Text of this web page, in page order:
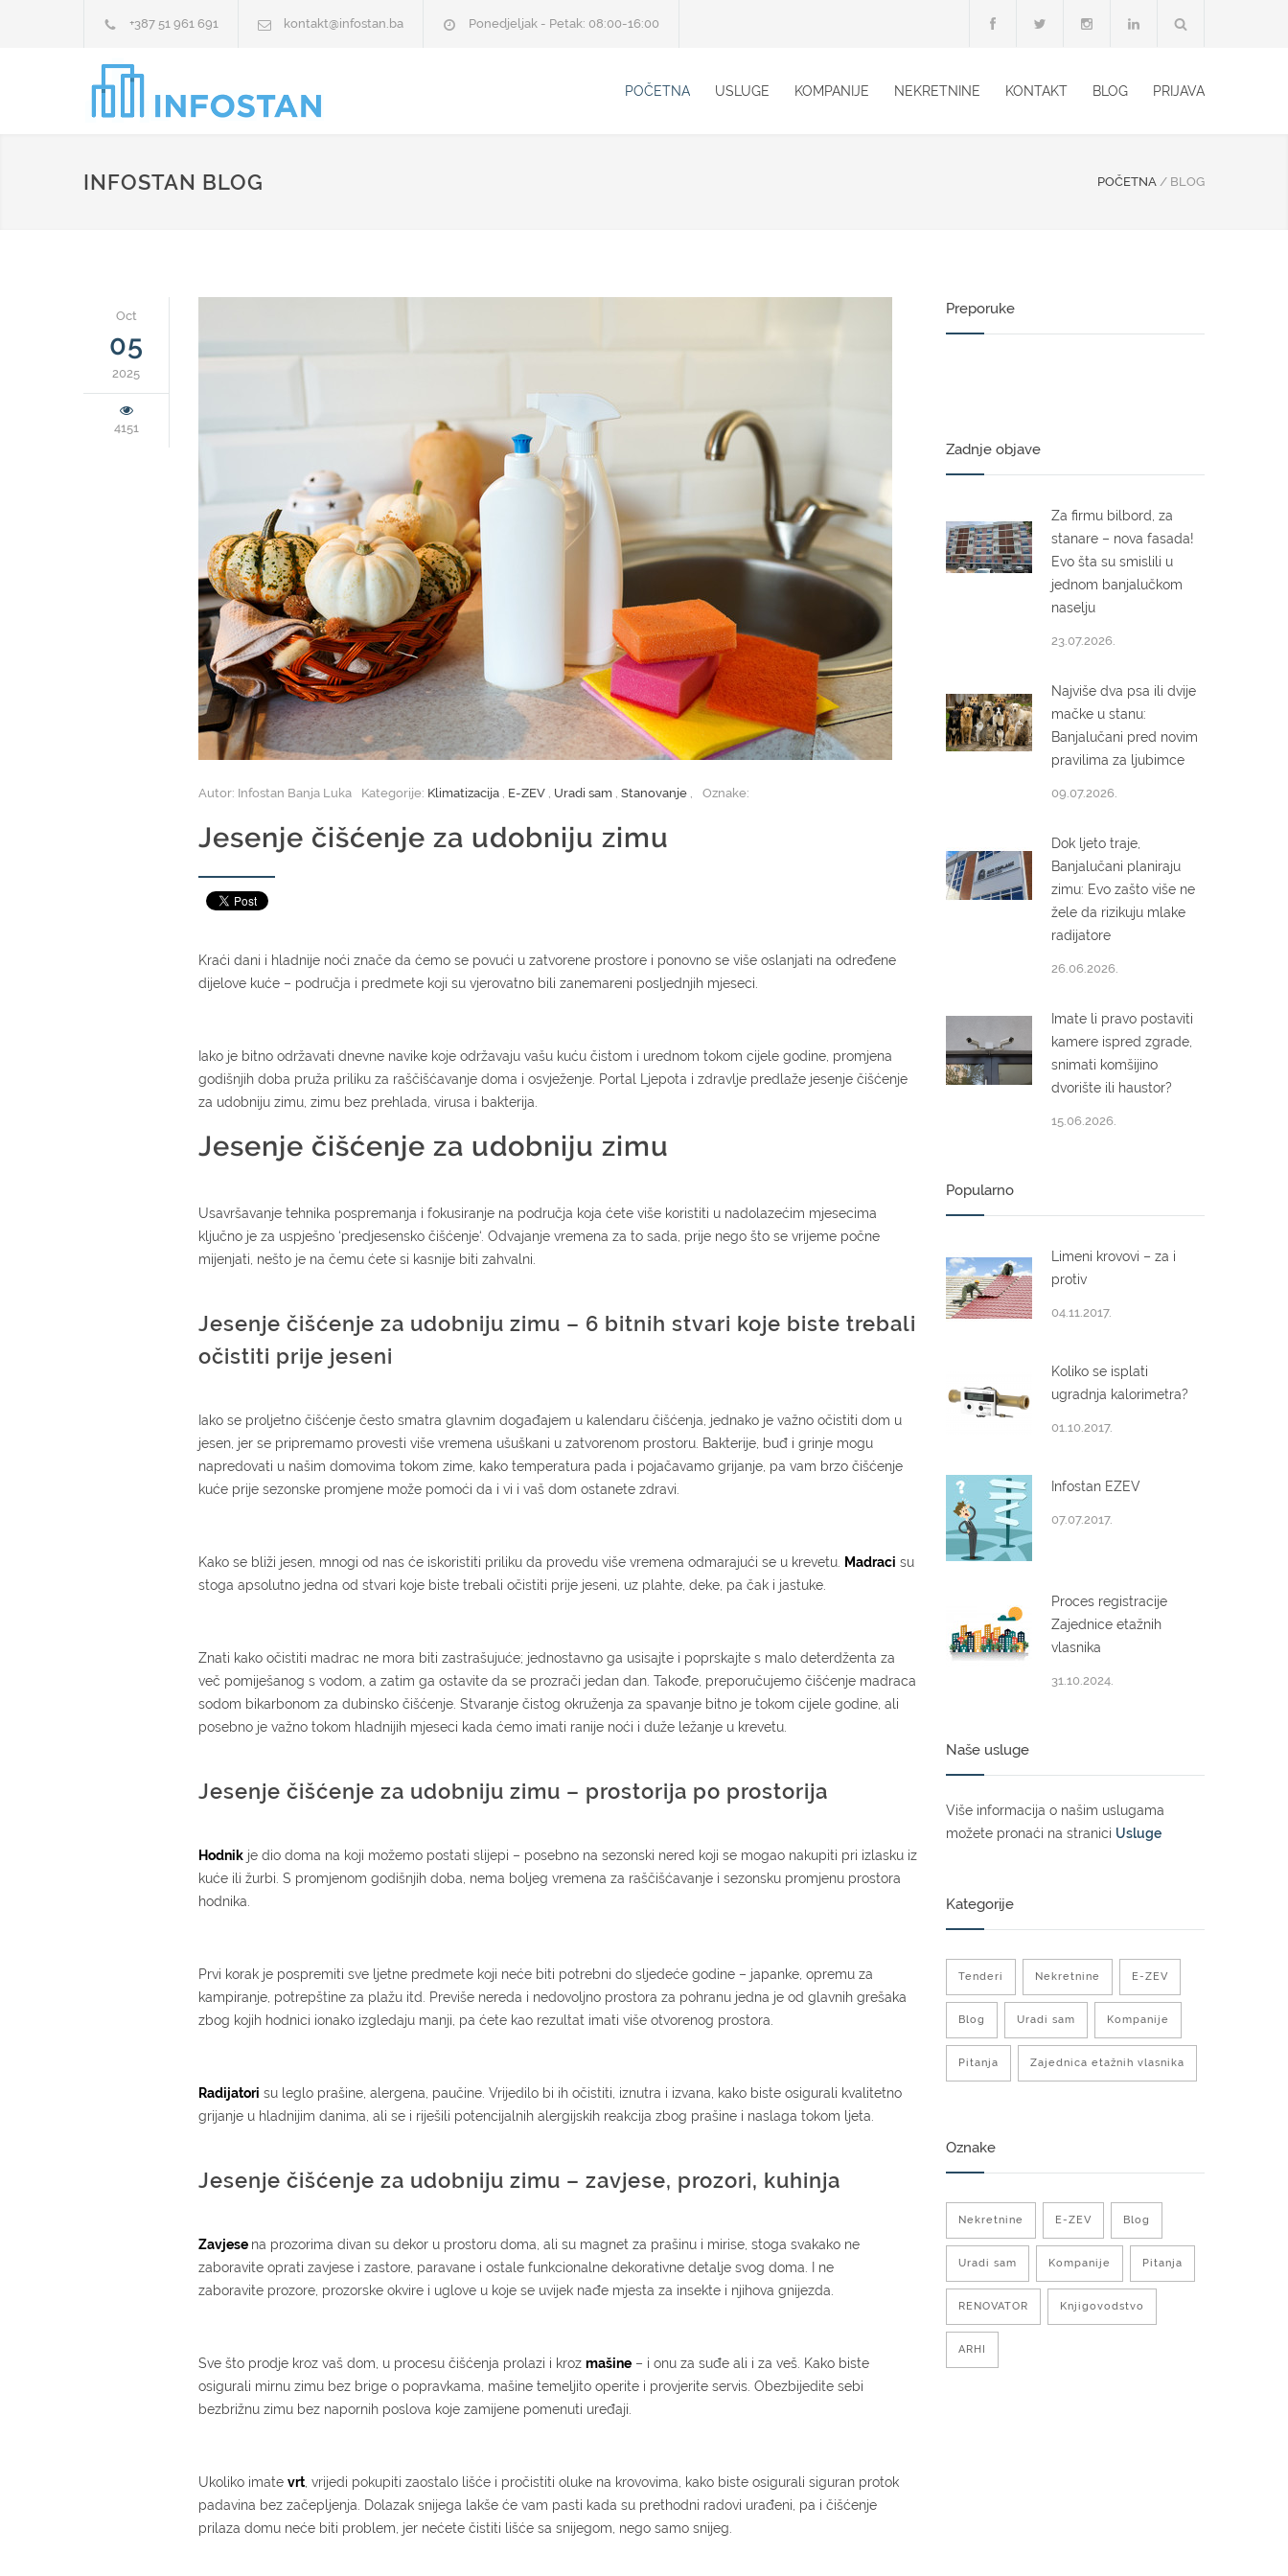
+387 51 961 691 kontakt@infostan.ba Ponedjeljak - Petak: 08:00-16:00
POČETNA USLUGE KOMPANIJE NEKRETNINE KONTAKT BLOG PRIJAVA
INFOSTAN BLOG POČETNA / BLOG
Oct
05
2025
4151
Autor: Infostan Banja Luka Kategorije: Klimatizacija , E-ZEV , Uradi sam , Stanovanje , Oznake:
Jesenje čišćenje za udobniju zimu
Kraći dani i hladnije noći znače da ćemo se povući u zatvorene prostore i ponovno se više oslanjati na određene
dijelove kuće – područja i predmete koji su vjerovatno bili zanemareni posljednjih mjeseci.
Iako je bitno održavati dnevne navike koje održavaju vašu kuću čistom i urednom tokom cijele godine, promjena
godišnjih doba pruža priliku za raščišćavanje doma i osvježenje. Portal Ljepota i zdravlje predlaže jesenje čišćenje
za udobniju zimu, zimu bez prehlada, virusa i bakterija.
Jesenje čišćenje za udobniju zimu
Usavršavanje tehnika pospremanja i fokusiranje na područja koja ćete više koristiti u nadolazećim mjesecima
ključno je za uspješno ‘predjesensko čišćenje‘. Odvajanje vremena za to sada, prije nego što se vrijeme počne
mijenjati, nešto je na čemu ćete si kasnije biti zahvalni.
Jesenje čišćenje za udobniju zimu – 6 bitnih stvari koje biste trebali
očistiti prije jeseni
Iako se proljetno čišćenje često smatra glavnim događajem u kalendaru čišćenja, jednako je važno očistiti dom u
jesen, jer se pripremamo provesti više vremena ušuškani u zatvorenom prostoru. Bakterije, buđ i grinje mogu
napredovati u našim domovima tokom zime, kako temperatura pada i pojačavamo grijanje, pa vam brzo čišćenje
kuće prije sezonske promjene može pomoći da i vi i vaš dom ostanete zdravi.
Kako se bliži jesen, mnogi od nas će iskoristiti priliku da provedu više vremena odmarajući se u krevetu. Madraci su
stoga apsolutno jedna od stvari koje biste trebali očistiti prije jeseni, uz plahte, deke, pa čak i jastuke.
Znati kako očistiti madrac ne mora biti zastrašujuće; jednostavno ga usisajte i poprskajte s malo deterdženta za
več pomiješanog s vodom, a zatim ga ostavite da se prozrači jedan dan. Takođe, preporučujemo čišćenje madraca
sodom bikarbonom za dubinsko čišćenje. Stvaranje čistog okruženja za spavanje bitno je tokom cijele godine, ali
posebno je važno tokom hladnijih mjeseci kada ćemo imati ranije noći i duže ležanje u krevetu.
Jesenje čišćenje za udobniju zimu – prostorija po prostorija
Hodnik je dio doma na koji možemo postati slijepi – posebno na sezonski nered koji se mogao nakupiti pri izlasku iz
kuće ili žurbi. S promjenom godišnjih doba, nema boljeg vremena za raščišćavanje i sezonsku promjenu prostora
hodnika.
Prvi korak je pospremiti sve ljetne predmete koji neće biti potrebni do sljedeće godine – japanke, opremu za
kampiranje, potrepštine za plažu itd. Previše nereda i nedovoljno prostora za pohranu jedna je od glavnih grešaka
zbog kojih hodnici ionako izgledaju manji, pa ćete kao rezultat imati više otvorenog prostora.
Radijatori su leglo prašine, alergena, paučine. Vrijedilo bi ih očistiti, iznutra i izvana, kako biste osigurali kvalitetno
grijanje u hladnijim danima, ali se i riješili potencijalnih alergijskih reakcija zbog prašine i naslaga tokom ljeta.
Jesenje čišćenje za udobniju zimu – zavjese, prozori, kuhinja
Zavjese na prozorima divan su dekor u prostoru doma, ali su magnet za prašinu i mirise, stoga svakako ne
zaboravite oprati zavjese i zastore, paravane i ostale funkcionalne dekorativne detalje svog doma. I ne
zaboravite prozore, prozorske okvire i uglove u koje se uvijek nađe mjesta za insekte i njihova gnijezda.
Sve što prodje kroz vaš dom, u procesu čišćenja prolazi i kroz mašine – i onu za suđe ali i za veš. Kako biste
osigurali mirnu zimu bez brige o popravkama, mašine temeljito operite i provjerite servis. Obezbijedite sebi
bezbrižnu zimu bez napornih poslova koje zamijene pomenuti uređaji.
Ukoliko imate vrt , vrijedi pokupiti zaostalo lišće i pročistiti oluke na krovovima, kako biste osigurali siguran protok
padavina bez začepljenja. Dolazak snijega lakše će vam pasti kada su prethodni radovi urađeni, pa i čišćenje
prilaza domu neće biti problem, jer nećete čistiti lišće sa snijegom, nego samo snijeg.
Preporuke
Zadnje objave
Za firmu bilbord, za
stanare – nova fasada!
Evo šta su smislili u
jednom banjalučkom
naselju
23.07.2026.
Najviše dva psa ili dvije
mačke u stanu:
Banjalučani pred novim
pravilima za ljubimce
09.07.2026.
Dok ljeto traje,
Banjalučani planiraju
zimu: Evo zašto više ne
žele da rizikuju mlake
radijatore
26.06.2026.
Imate li pravo postaviti
kamere ispred zgrade,
snimati komšijino
dvorište ili haustor?
15.06.2026.
Popularno
Limeni krovovi – za i
protiv
04.11.2017.
Koliko se isplati
ugradnja kalorimetra?
01.10.2017.
Infostan EZEV
07.07.2017.
Proces registracije
Zajednice etažnih
vlasnika
31.10.2024.
Naše usluge
Više informacija o našim uslugama
možete pronaći na stranici Usluge
Kategorije
Tenderi Nekretnine E-ZEV
Blog Uradi sam Kompanije
Pitanja Zajednica etažnih vlasnika
Oznake
Nekretnine E-ZEV Blog
Uradi sam Kompanije Pitanja
RENOVATOR Knjigovodstvo
ARHI